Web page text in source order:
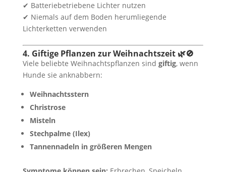
✔ Batteriebetriebene Lichter nutzen
✔ Niemals auf dem Boden herumliegende
Lichterketten verwenden
4. Giftige Pflanzen zur Weihnachtszeit 🌿🚫
Viele beliebte Weihnachtspflanzen sind giftig, wenn
Hunde sie anknabbern:
Weihnachtsstern
Christrose
Misteln
Stechpalme (Ilex)
Tannennadeln in größeren Mengen